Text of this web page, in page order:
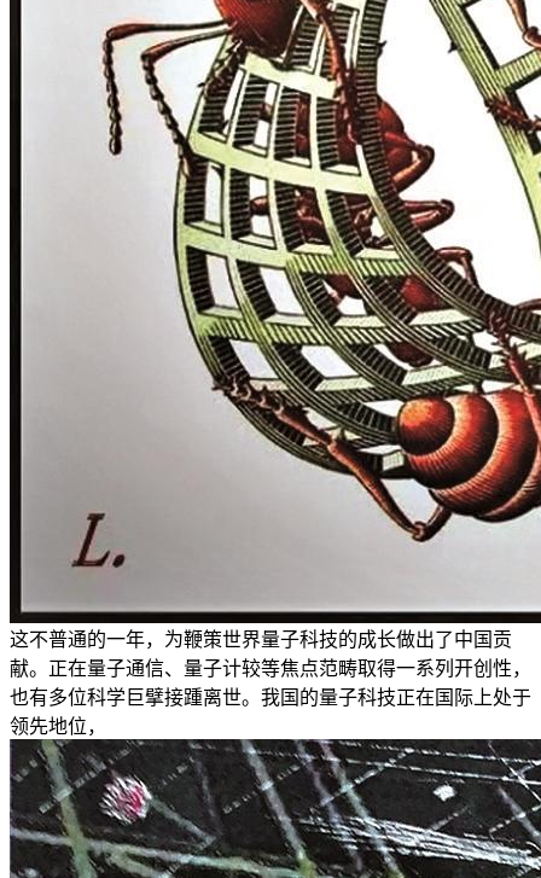
这不普通的一年，为鞭策世界量子科技的成长做出了中国贡
献。正在量子通信、量子计较等焦点范畴取得一系列开创性，
也有多位科学巨擘接踵离世。我国的量子科技正在国际上处于
领先地位，